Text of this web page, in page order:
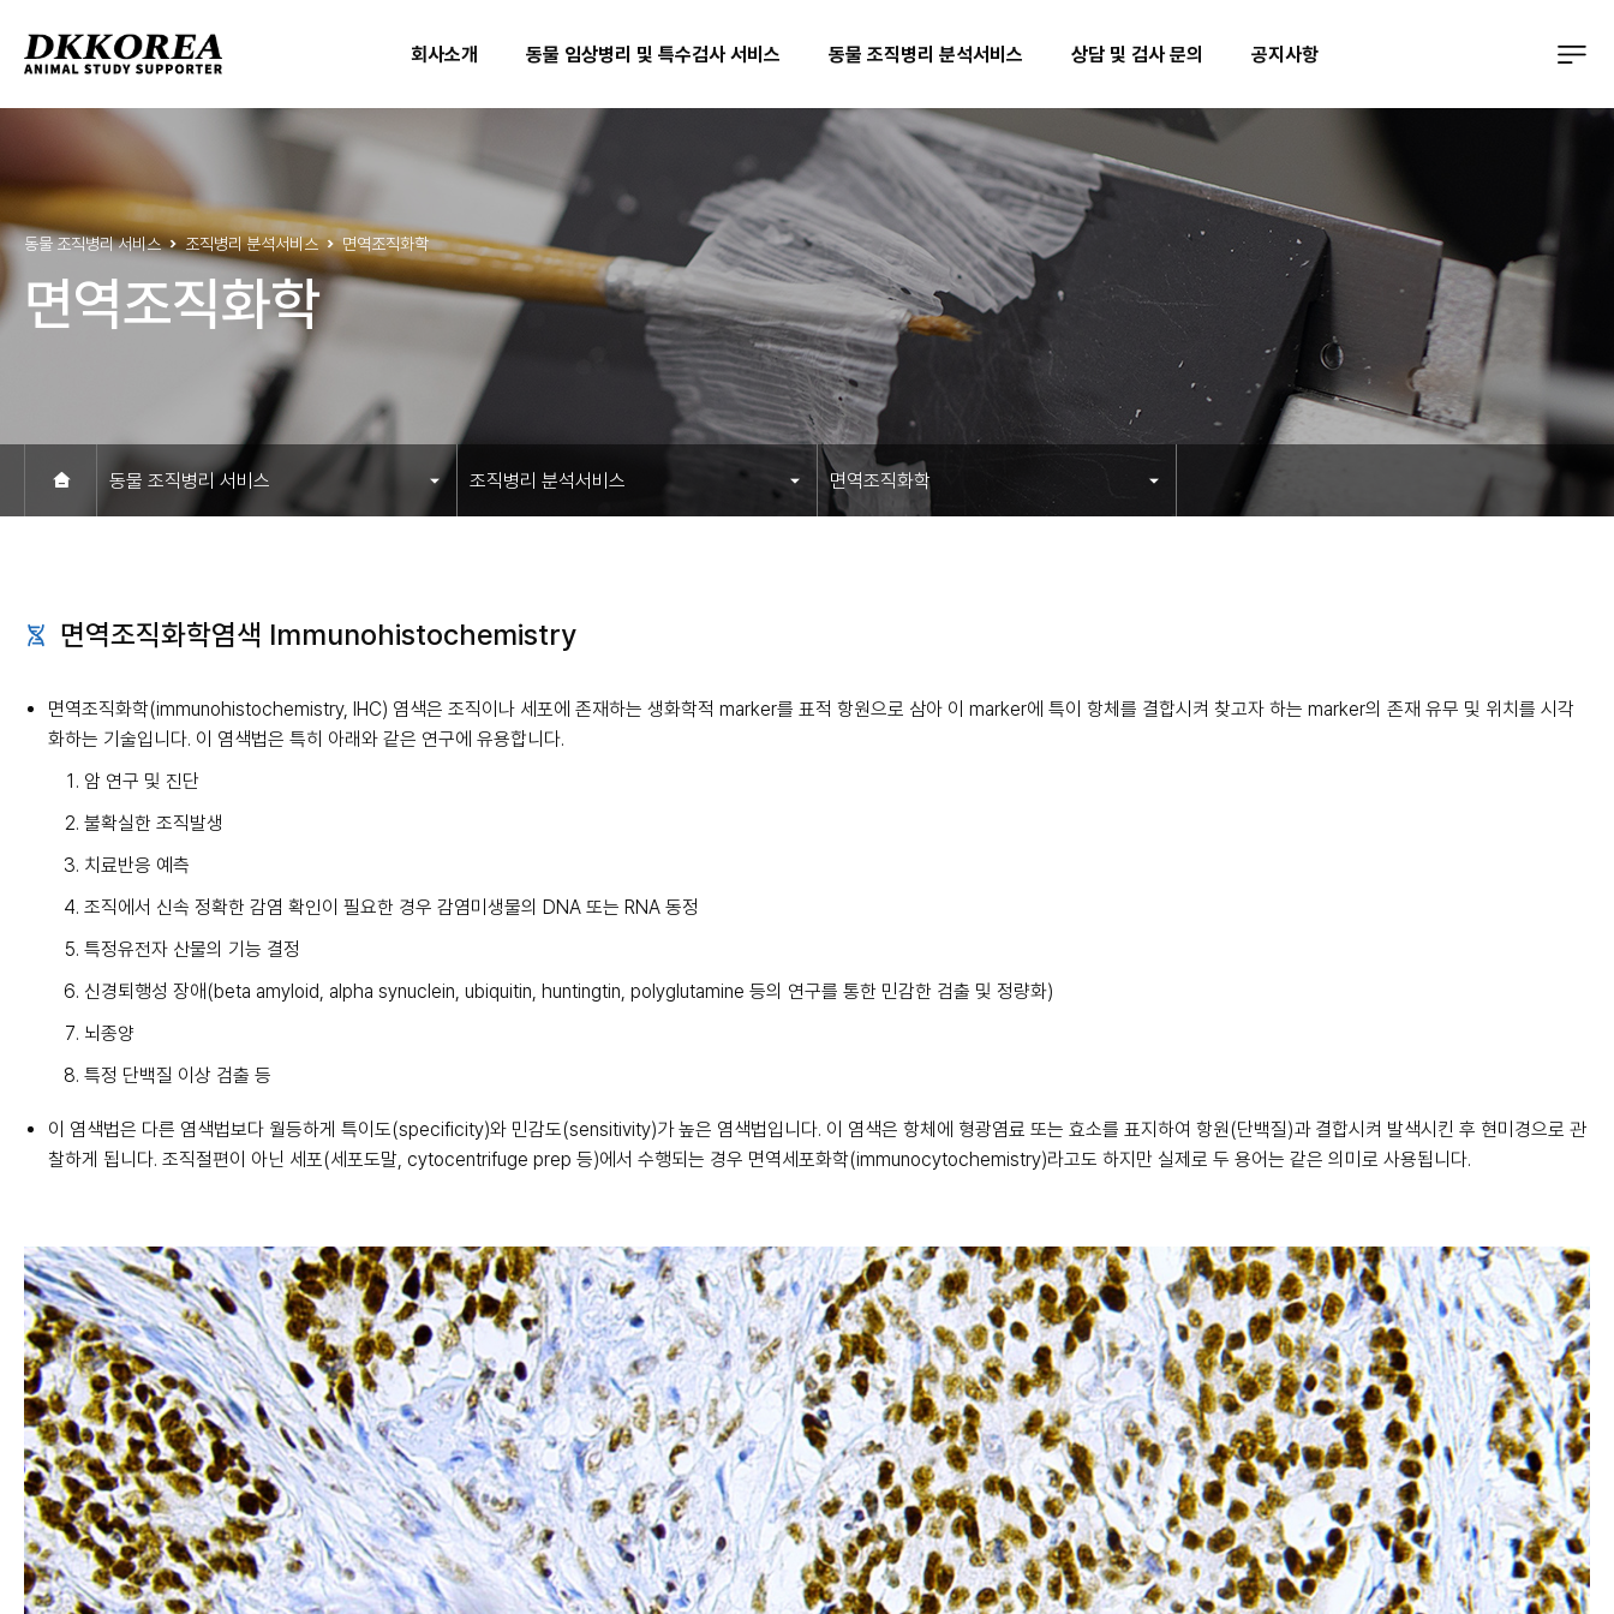
회사소개 동물 임상병리 및 특수검사 서비스 동물 조직병리 분석서비스 상담 및 검사 문의 공지사항
동물 조직병리 서비스 조직병리 분석서비스 면역조직화학
면역조직화학
동물 조직병리 서비스 조직병리 분석서비스 면역조직화학
면역조직화학염색 Immunohistochemistry
면역조직화학(immunohistochemistry, IHC) 염색은 조직이나 세포에 존재하는 생화학적 marker를 표적 항원으로 삼아 이 marker에 특이 항체를 결합시켜 찾고자 하는 marker의 존재 유무 및 위치를 시각
화하는 기술입니다. 이 염색법은 특히 아래와 같은 연구에 유용합니다.
암 연구 및 진단
불확실한 조직발생
치료반응 예측
조직에서 신속 정확한 감염 확인이 필요한 경우 감염미생물의 DNA 또는 RNA 동정
특정유전자 산물의 기능 결정
신경퇴행성 장애(beta amyloid, alpha synuclein, ubiquitin, huntingtin, polyglutamine 등의 연구를 통한 민감한 검출 및 정량화)
뇌종양
특정 단백질 이상 검출 등
이 염색법은 다른 염색법보다 월등하게 특이도(specificity)와 민감도(sensitivity)가 높은 염색법입니다. 이 염색은 항체에 형광염료 또는 효소를 표지하여 항원(단백질)과 결합시켜 발색시킨 후 현미경으로 관
찰하게 됩니다. 조직절편이 아닌 세포(세포도말, cytocentrifuge prep 등)에서 수행되는 경우 면역세포화학(immunocytochemistry)라고도 하지만 실제로 두 용어는 같은 의미로 사용됩니다.